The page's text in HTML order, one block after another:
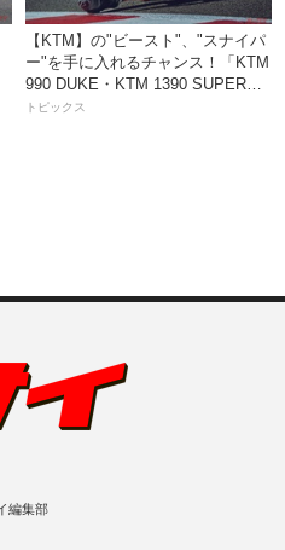
【KTM】の"ビースト"、"スナイパ
ー"を手に入れるチャンス！「KTM
990 DUKE・KTM 1390 SUPER
DUKE R EVO 購入サポートキャン
トピックス
編集部